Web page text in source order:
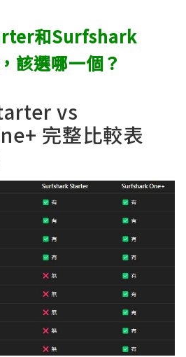
和Surfshark
該選哪一個？
vs
完整比較表